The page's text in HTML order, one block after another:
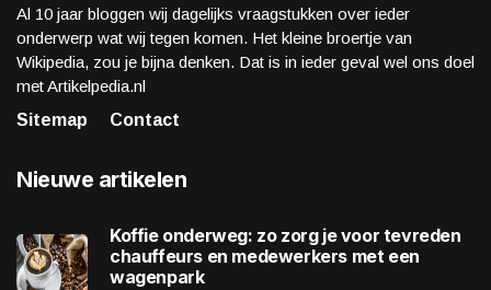
Al 10 jaar bloggen wij dagelijks vraagstukken over ieder
onderwerp wat wij tegen komen. Het kleine broertje van
Wikipedia, zou je bijna denken. Dat is in ieder geval wel ons doel
met Artikelpedia.nl
Sitemap
Contact
Nieuwe artikelen
Koffie onderweg: zo zorg je voor tevreden
chauffeurs en medewerkers met een
wagenpark